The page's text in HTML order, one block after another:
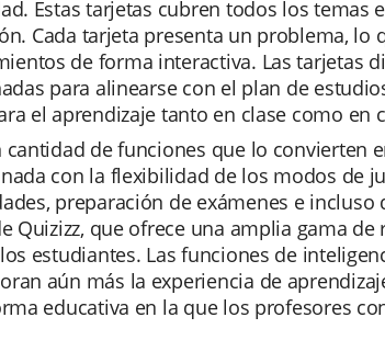
Estas tarjetas cubren todos los temas
Cada tarjeta presenta un problema, lo
de forma interactiva. Las tarjetas
para alinearse con el plan de
el aprendizaje tanto en clase como en
cantidad de funciones que lo convierten
con la flexibilidad de los modos de
preparación de exámenes e
Quizizz, que ofrece una amplia gama
estudiantes. Las funciones de
aún más la experiencia de
educativa en la que los profesores